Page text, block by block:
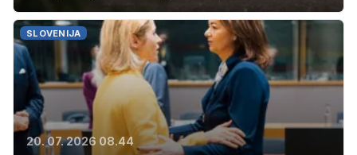
SLOVENIJA
20. 07. 2026 08.44